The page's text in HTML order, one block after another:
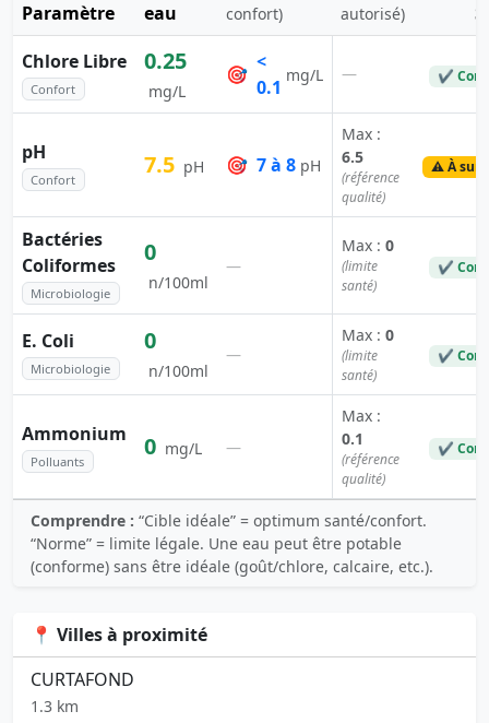
Paramètre
eau
confort)
autorisé)
Chlore Libre
Confort
0.25
mg/L
🎯
<
0.1
mg/L — ✔
pH
Confort
7.5 pH 🎯 7 à 8 pH
Max :
6.5
(référence
qualité)
⚠️ À
Bactéries
Coliformes
Microbiologie
0
n/100ml
—
Max : 0
(limite
santé)
✔
E. Coli
Microbiologie
0
n/100ml
—
Max : 0
(limite
santé)
✔
Ammonium
Polluants
0 mg/L —
Max :
0.1
(référence
qualité)
✔
Comprendre : “Cible idéale” = optimum santé/confort.
“Norme” = limite légale. Une eau peut être potable
(conforme) sans être idéale (goût/chlore, calcaire, etc.).
📍 Villes à proximité
CURTAFOND
1.3 km